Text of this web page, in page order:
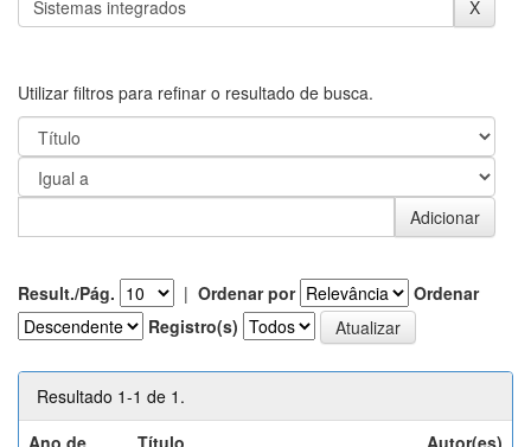
Utilizar filtros para refinar o resultado de busca.
Result./Pág. | Ordenar por
Ordenar
Registro(s)
Resultado 1-1 de 1.
Ano de
Título Autor(es)